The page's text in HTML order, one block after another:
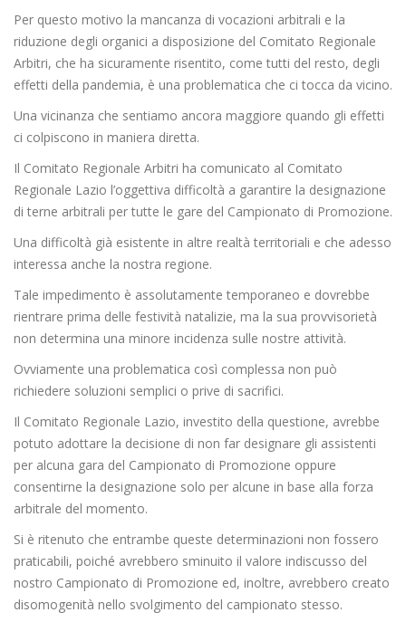
Per questo motivo la mancanza di vocazioni arbitrali e la
riduzione degli organici a disposizione del Comitato Regionale
Arbitri, che ha sicuramente risentito, come tutti del resto, degli
effetti della pandemia, è una problematica che ci tocca da vicino.
Una vicinanza che sentiamo ancora maggiore quando gli effetti
ci colpiscono in maniera diretta.
Il Comitato Regionale Arbitri ha comunicato al Comitato
Regionale Lazio l’oggettiva difficoltà a garantire la designazione
di terne arbitrali per tutte le gare del Campionato di Promozione.
Una difficoltà già esistente in altre realtà territoriali e che adesso
interessa anche la nostra regione.
Tale impedimento è assolutamente temporaneo e dovrebbe
rientrare prima delle festività natalizie, ma la sua provvisorietà
non determina una minore incidenza sulle nostre attività.
Ovviamente una problematica così complessa non può
richiedere soluzioni semplici o prive di sacrifici.
Il Comitato Regionale Lazio, investito della questione, avrebbe
potuto adottare la decisione di non far designare gli assistenti
per alcuna gara del Campionato di Promozione oppure
consentirne la designazione solo per alcune in base alla forza
arbitrale del momento.
Si è ritenuto che entrambe queste determinazioni non fossero
praticabili, poiché avrebbero sminuito il valore indiscusso del
nostro Campionato di Promozione ed, inoltre, avrebbero creato
disomogenità nello svolgimento del campionato stesso.